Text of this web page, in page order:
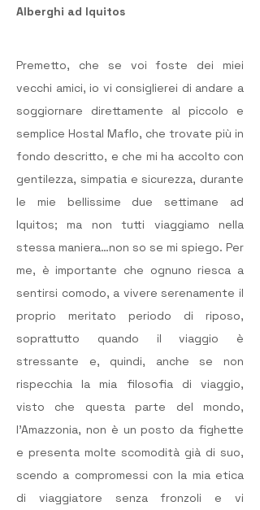
Alberghi ad Iquitos
Premetto, che se voi foste dei miei
vecchi amici, io vi consiglierei di andare a
soggiornare direttamente al piccolo e
semplice Hostal Maflo, che trovate più in
fondo descritto, e che mi ha accolto con
gentilezza, simpatia e sicurezza, durante
le mie bellissime due settimane ad
Iquitos; ma non tutti viaggiamo nella
stessa maniera…non so se mi spiego. Per
me, è importante che ognuno riesca a
sentirsi comodo, a vivere serenamente il
proprio meritato periodo di riposo,
soprattutto quando il viaggio è
stressante e, quindi, anche se non
rispecchia la mia filosofia di viaggio,
visto che questa parte del mondo,
l’Amazzonia, non è un posto da fighette
e presenta molte scomodità già di suo,
scendo a compromessi con la mia etica
di viaggiatore senza fronzoli e vi